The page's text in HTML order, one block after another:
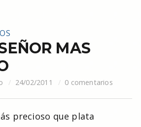
MAS
24/02/2011 0 comentarios
precioso que plata